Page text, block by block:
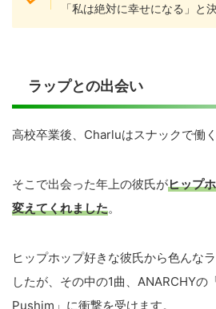
「私は絶対に幸せになる」と
ラップとの出会い
高校卒業後、Charluはスナックで働く
そこで出会った年上の彼氏がヒップ
変えてくれました。
ヒップホップ好きな彼氏から色んな
したが、その中の1曲、ANARCHY
Pushim」に衝撃を受けます。